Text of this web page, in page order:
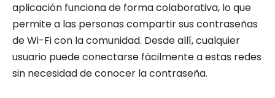
aplicación funciona de forma colaborativa, lo que
permite a las personas compartir sus contraseñas
de Wi-Fi con la comunidad. Desde allí, cualquier
usuario puede conectarse fácilmente a estas redes
sin necesidad de conocer la contraseña.